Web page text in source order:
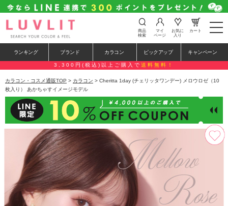
t
o
e
n
a
a
i
o
n
商品
検索
マイ
ページ
お気に
入り
カート
ランキング ブランド カラコン ピックアップ キャンペーン
3,300円(税込)以上ご購入で 送料無料！
カラコン・コスメ通販TOP > カラコン > Cheritta 1day (チェリッタワンデー) メロウロゼ（10
枚入り） あかちゃすイメージモデル